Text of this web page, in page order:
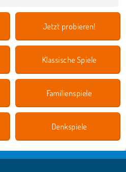
Jetzt probieren!
Klassische Spiele
Familienspiele
Denkspiele